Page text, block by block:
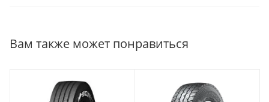
Вам также может понравиться